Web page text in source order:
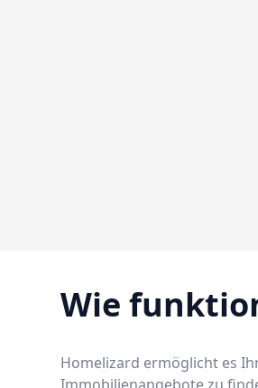
Wie
Homelizard ermöglicht es